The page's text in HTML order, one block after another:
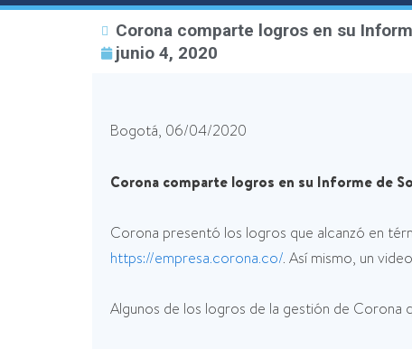
Corona comparte logros en su
junio 4, 2020
Bogotá, 06/04/2020
Corona comparte logros en su Informe de
Corona presentó los logros que alcanzó en
https://empresa.corona.co/. Así mismo, un
Algunos de los logros de la gestión de Corona